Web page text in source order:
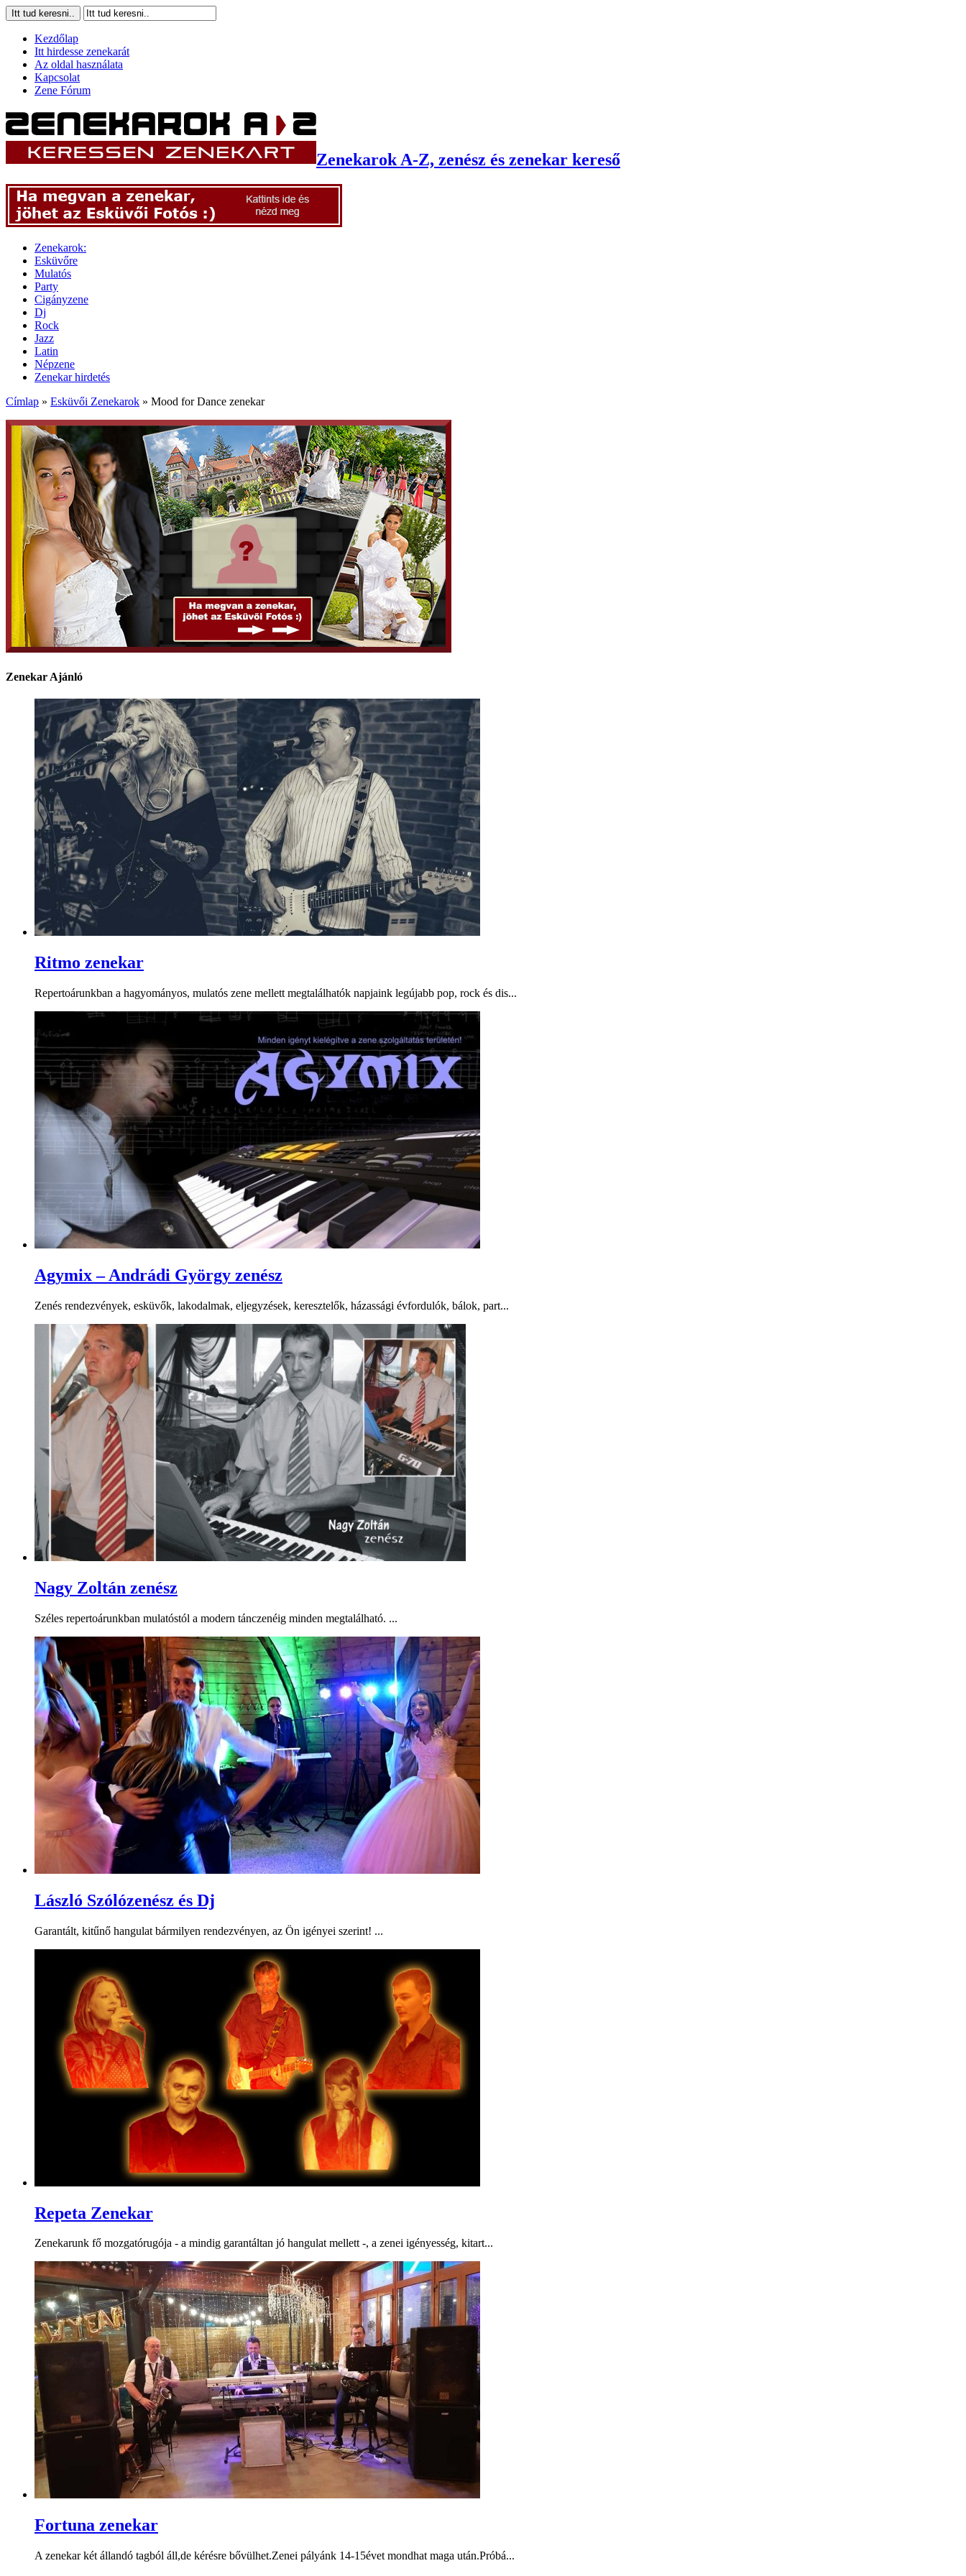
Kezdőlap
Itt hirdesse zenekarát
Az oldal használata
Kapcsolat
Zene Fórum
Zenekarok A-Z, zenész és zenekar kereső
Zenekarok:
Esküvőre
Mulatós
Party
Cigányzene
Dj
Rock
Jazz
Latin
Népzene
Zenekar hirdetés
Címlap » Esküvői Zenekarok » Mood for Dance zenekar
Zenekar Ajánló
Ritmo zenekar
Repertoárunkban a hagyományos, mulatós zene mellett megtalálhatók napjaink legújabb pop, rock és dis...
Agymix – Andrádi György zenész
Zenés rendezvények, esküvők, lakodalmak, eljegyzések, keresztelők, házassági évfordulók, bálok, part...
Nagy Zoltán zenész
Széles repertoárunkban mulatóstól a modern tánczenéig minden megtalálható. ...
László Szólózenész és Dj
Garantált, kitűnő hangulat bármilyen rendezvényen, az Ön igényei szerint! ...
Repeta Zenekar
Zenekarunk fő mozgatórugója - a mindig garantáltan jó hangulat mellett -, a zenei igényesség, kitart...
Fortuna zenekar
A zenekar két állandó tagból áll,de kérésre bővülhet.Zenei pályánk 14-15évet mondhat maga után.Próbá...